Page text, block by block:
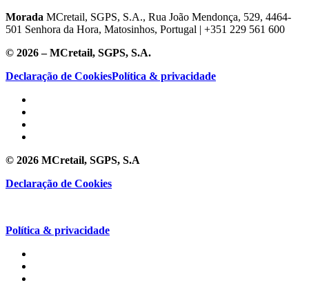
Morada MCretail, SGPS, S.A., Rua João Mendonça, 529, 4464-
501 Senhora da Hora, Matosinhos, Portugal | +351 229 561 600
© 2026 – MCretail, SGPS, S.A.
Declaração de CookiesPolítica & privacidade
© 2026 MCretail, SGPS, S.A
Declaração de Cookies
Política & privacidade